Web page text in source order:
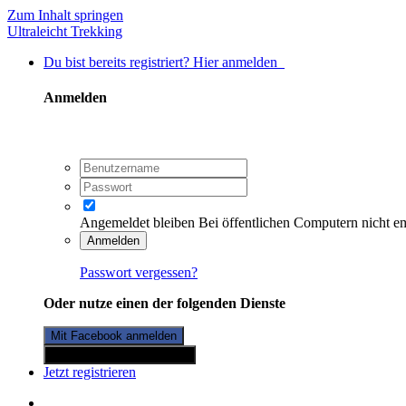
Zum Inhalt springen
Ultraleicht Trekking
Du bist bereits registriert? Hier anmelden
Anmelden
Angemeldet bleiben Bei öffentlichen Computern nicht
Anmelden
Passwort vergessen?
Oder nutze einen der folgenden Dienste
Mit Facebook anmelden
Jetzt registrieren